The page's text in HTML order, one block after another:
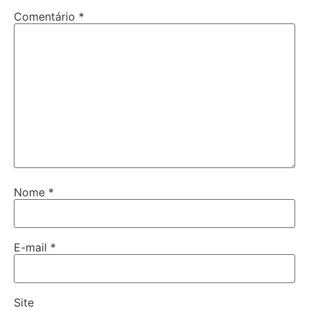
Comentário *
Nome *
E-mail *
Site